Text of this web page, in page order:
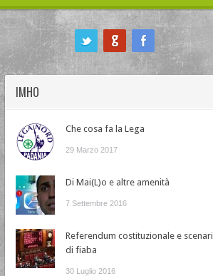
IMHO
Che cosa fa la Lega
29 Marzo 2017
Di Mai(L)o e altre amenità
7 Settembre 2016
Referendum costituzionale e scenari
di fiaba
30 Luglio 2016